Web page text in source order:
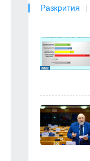
Разкрития